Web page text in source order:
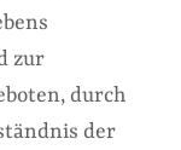
zur
durch
der